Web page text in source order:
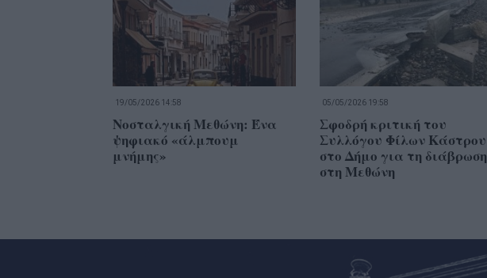
19/05/2026 14:58
Νοσταλγική Μεθώνη: Ένα
ψηφιακό «άλμπουμ
μνήμης»
05/05/2026 19:58
Σφοδρή κριτική του
Συλλόγου Φίλων Κάστρου
στο Δήμο για τη διάβρωση
στη Μεθώνη